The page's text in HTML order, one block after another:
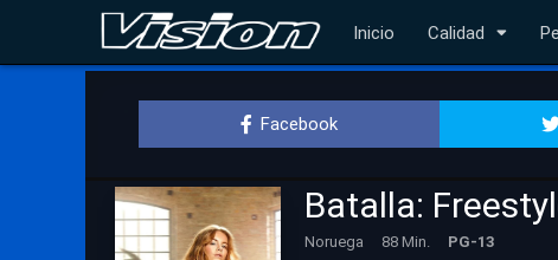
Inicio Calidad
Facebook
Batalla:
Noruega 88 Min. PG-13